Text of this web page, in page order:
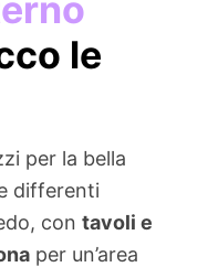
le
per la bella
differenti
con tavoli e
per un’area